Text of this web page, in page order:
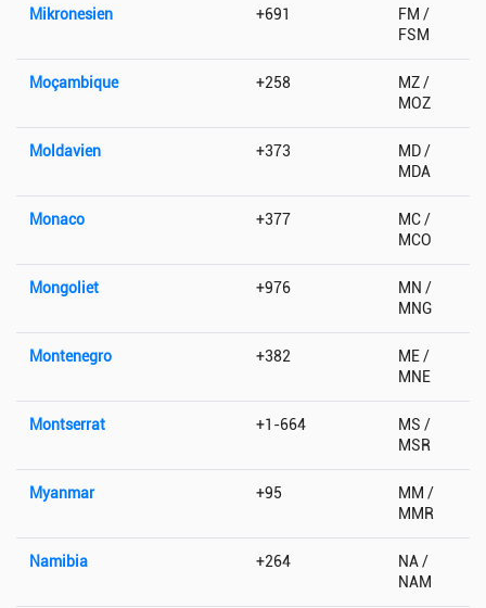
Mikronesien +691
FM /
FSM
Moçambique +258
MZ /
MOZ
Moldavien +373
MD /
MDA
Monaco +377
MC /
MCO
Mongoliet +976
MN /
MNG
Montenegro +382
ME /
MNE
Montserrat +1-664
MS /
MSR
Myanmar +95
MM /
MMR
Namibia +264
NA /
NAM